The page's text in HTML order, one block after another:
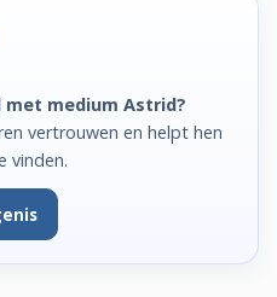
met medium Astrid?
vertrouwen en helpt hen
vinden.